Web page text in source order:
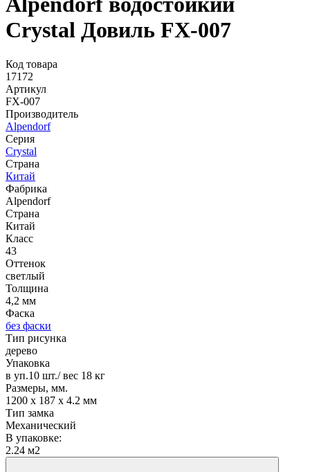
Crystal Довиль FX-007
Код товара
17172
Артикул
FX-007
Производитель
Alpendorf
Серия
Crystal
Страна
Китай
Фабрика
Alpendorf
Страна
Китай
Класс
43
Оттенок
светлый
Толщина
4,2 мм
Фаска
без фаски
Тип рисунка
дерево
Упаковка
в уп.10 шт./ вес 18 кг
Размеры, мм.
1200 х 187 х 4.2 мм
Тип замка
Механический
В упаковке:
2.24 м2